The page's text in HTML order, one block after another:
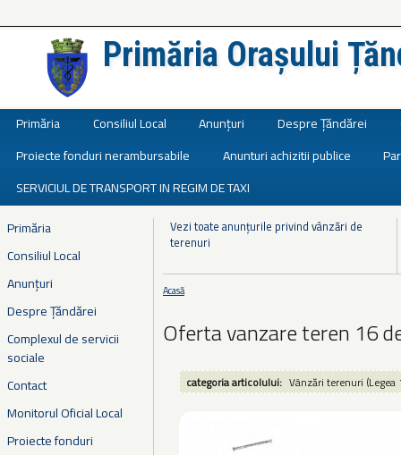
Primăria Orașului
Primăria Consiliul Local Anunțuri Despre Țăndărei
Proiecte fonduri nerambursabile
Anunturi achizitii publice
SERVICIUL DE TRANSPORT IN REGIM DE TAXI
Primăria
Consiliul Local
Anunțuri
Despre Țăndărei
Complexul de servicii
sociale
Contact
Monitorul Oficial Local
Proiecte fonduri
Vezi toate anunțurile privind vânzări de
terenuri
Eşti aici
Acasă
Oferta vanzare teren 16
categoria articolului: Vânzări terenuri (Legea